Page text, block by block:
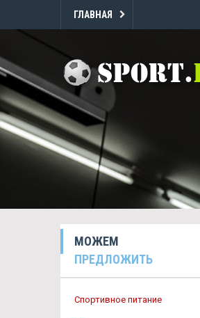
ГЛАВНАЯ
МОЖЕМ
ПРЕДЛОЖИТЬ
Спортивное питание